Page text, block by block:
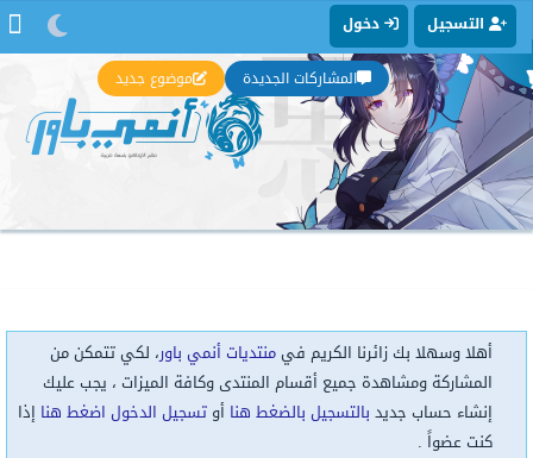
التسجيل دخول
المشاركات الجديدة موضوع جديد
أهلا وسهلا بك زائرنا الكريم فيمنتديات أنمي باور، لكي تتمكن من
المشاركة ومشاهدة جميع أقسام المنتدى وكافة الميزات ، يجب عليك
إنشاء حساب جديد بالتسجيل بالضغط هنا أوتسجيل الدخول اضغط هنا إذا
كنت عضواً .